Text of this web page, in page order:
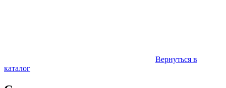
Вернуться в
каталог